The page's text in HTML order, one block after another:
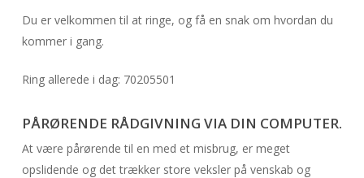
Du er velkommen til at ringe, og få en snak om hvordan du
kommer i gang.
Ring allerede i dag: 70205501
PÅRØRENDE RÅDGIVNING VIA DIN COMPUTER.
At være pårørende til en med et misbrug, er meget
opslidende og det trækker store veksler på venskab og